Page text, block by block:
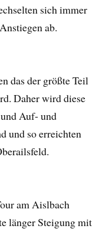
sich immer
ab.
das der größte Teil
Daher wird diese
Auf- und
und so erreichten
am Aislbach
länger Steigung mit